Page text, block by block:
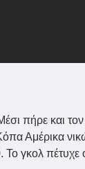
πήρε και
Αμέρικα
Το γκολ πέτυχε